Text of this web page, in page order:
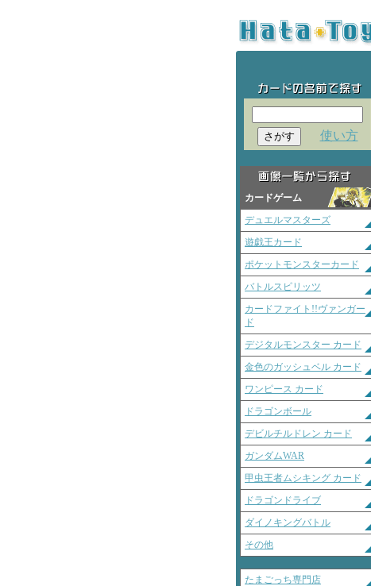
使い方
カードゲーム
デュエルマスターズ
遊戯王カード
ポケットモンスターカード
バトルスピリッツ
カードファイト!!ヴァンガー
ド
デジタルモンスター カード
金色のガッシュベル カード
ワンピース カード
ドラゴンボール
デビルチルドレン カード
ガンダムWAR
甲虫王者ムシキング カード
ドラゴンドライブ
ダイノキングバトル
その他
たまごっち専門店